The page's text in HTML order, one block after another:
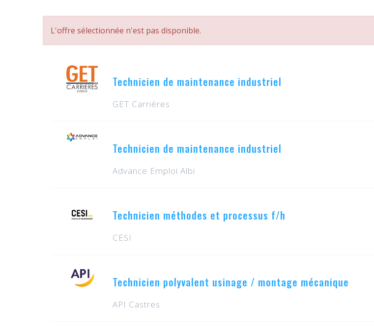
L'offre sélectionnée n'est pas disponible.
Technicien de maintenance industriel
GET Carrières
Technicien de maintenance industriel
Advance Emploi Albi
Technicien méthodes et processus f/h
CESI
Technicien polyvalent usinage / montage mécanique
API Castres